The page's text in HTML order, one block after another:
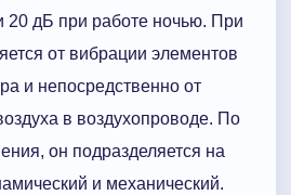
20 дБ при работе ночью. При
от вибрации элементов
и непосредственно от
в воздухопроводе. По
он подразделяется на
и механический.